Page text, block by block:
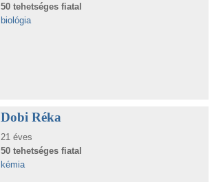
50 tehetséges fiatal
biológia
Dobi Réka
21 éves
50 tehetséges fiatal
kémia